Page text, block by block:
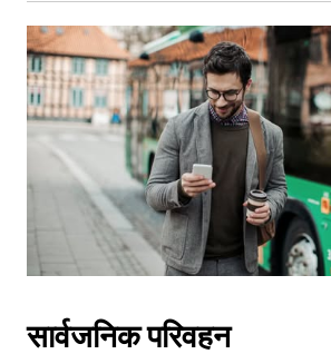
सार्वजनिक परिवहन